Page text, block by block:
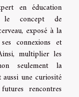
en éducation
le concept de
exposé à la
connexions et
multiplier les
seulement la
une curiosité
rencontres